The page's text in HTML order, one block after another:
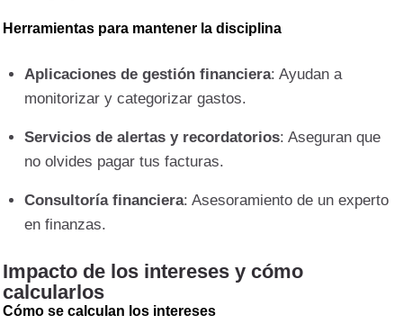
Herramientas para mantener la disciplina
Aplicaciones de gestión financiera: Ayudan a
monitorizar y categorizar gastos.
Servicios de alertas y recordatorios: Aseguran que
no olvides pagar tus facturas.
Consultoría financiera: Asesoramiento de un experto
en finanzas.
Impacto de los intereses y cómo
calcularlos
Cómo se calculan los intereses